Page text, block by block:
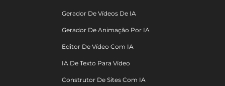
Gerador De Vídeos De IA
Gerador De Animação Por IA
Editor De Vídeo Com IA
IA De Texto Para Vídeo
Construtor De Sites Com IA